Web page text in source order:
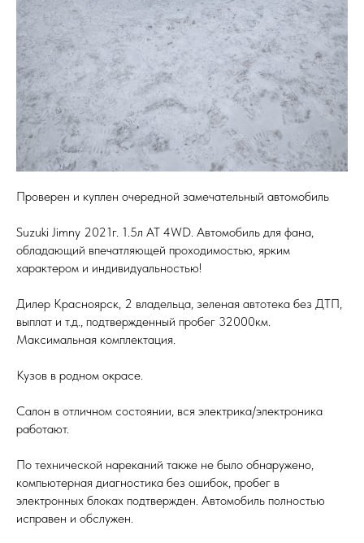
Проверен и куплен очередной замечательный автомобиль
Suzuki Jimny 2021г. 1.5л АТ 4WD. Автомобиль для фана,
обладающий впечатляющей проходимостью, ярким
характером и индивидуальностью!
Дилер Красноярск, 2 владельца, зеленая автотека без ДТП,
выплат и т.д., подтвержденный пробег 32000км.
Максимальная комплектация.
Кузов в родном окрасе.
Салон в отличном состоянии, вся электрика/электроника
работают.
По технической нареканий также не было обнаружено,
компьютерная диагностика без ошибок, пробег в
электронных блоках подтвержден. Автомобиль полностью
исправен и обслужен.